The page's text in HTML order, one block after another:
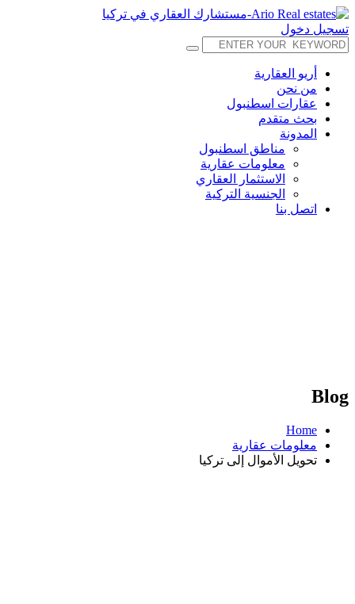
تسجيل دخول
أريو العقارية
من نحن
عقارات اسطنبول
بحث متقدم
المدونة
مناطق اسطنبول
معلومات عقارية
الاستثمار العقاري
الجنسية التركية
اتصل بنا
Blog
Home
معلومات عقارية
تحويل الأموال إلى تركيا